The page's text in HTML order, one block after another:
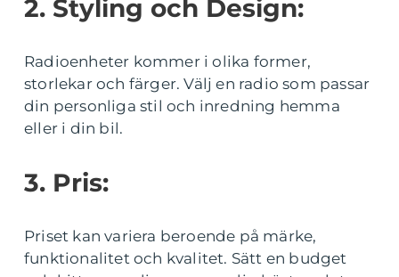
2. Styling och Design:
Radioenheter kommer i olika former,
storlekar och färger. Välj en radio som passar
din personliga stil och inredning hemma
eller i din bil.
3. Pris:
Priset kan variera beroende på märke,
funktionalitet och kvalitet. Sätt en budget